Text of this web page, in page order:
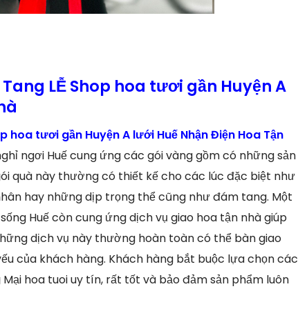
LỄ Shop hoa tươi gần Huyện A
hoa tươi gần Huyện A lưới Huế Nhận Điện Hoa Tận
ngơi Huế cung ứng các gói vàng gồm có những sản
quà này thường có thiết kế cho các lúc đặc biệt như
hay những dịp trọng thể cũng như đám tang. Một
Huế còn cung ứng dịch vụ giao hoa tận nhà giúp
dịch vụ này thường hoàn toàn có thể bàn giao
của khách hàng. Khách hàng bắt buộc lựa chọn các
hoa tuoi uy tín, rất tốt và bảo đảm sản phẩm luôn